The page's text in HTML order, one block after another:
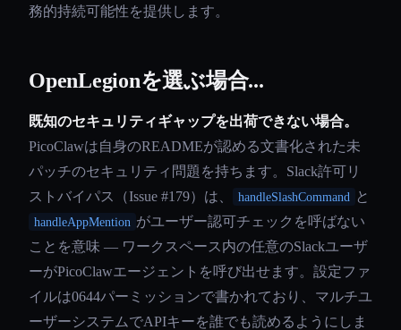
務的持続可能性を提供します。
OpenLegionを選ぶ場合...
既知のセキュリティギャップを出荷できない場合。
PicoClawは自身のREADMEが認める文書化された未
パッチのセキュリティ問題を持ちます。Slack許可リ
ストバイパス（Issue #179）は、
handleSlashCommand と
handleAppMention がユーザー認可チェックを呼ばない
ことを意味 — ワークスペース内の任意のSlackユーザ
ーがPicoClawエージェントを呼び出せます。設定ファ
イルは0644パーミッションで書かれており、マルチユ
ーザーシステムでAPIキーを誰でも読めるようにしま